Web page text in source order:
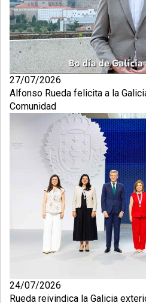
27/07/2026
Alfonso Rueda felicita a la
Comunidad
24/07/2026
Rueda reivindica la Galicia